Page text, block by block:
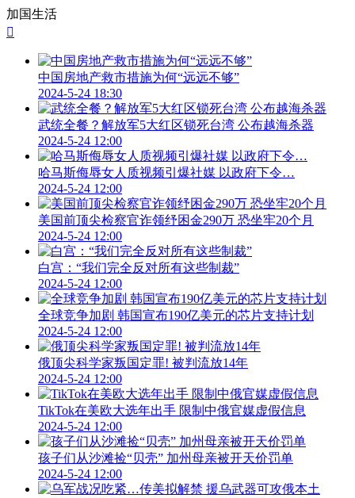
加国生活

中国房地产救市措施为何“远远不够”
2024-5-24 18:30
武统全餐？解放军5大红区锁死台湾 公布越海杀器
2024-5-24 12:00
哈马斯侮辱女人质视频引爆社媒 以政府下令…
2024-5-24 12:00
美国前顶尖检察官诈领纾困金290万 恐坐牢20个月
2024-5-24 12:00
白宫：“我们完全反对所有这些制裁”
2024-5-24 12:00
全球竞争加剧 韩国宣布190亿美元的芯片支持计划
2024-5-24 12:00
俄顶尖科学家叛国定罪! 被判流放14年
2024-5-24 12:00
TikTok在美欧大选年出手 限制中俄官媒虚假信息
2024-5-24 12:00
孩子们从沙滩捡“贝壳” 加州母亲被开天价罚单
2024-5-24 12:00